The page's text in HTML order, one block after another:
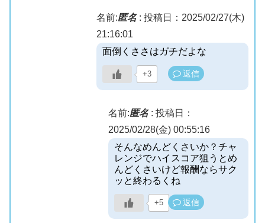
名前:匿名: 投稿日：2025/02/27(木)
21:16:01
面倒くささはガチだよな
+3 返信
名前:匿名: 投稿日：
2025/02/28(金) 00:55:16
そんなめんどくさいか？チャ
レンジでハイスコア狙うとめ
んどくさいけど報酬ならサク
ッと終わるくね
+5 返信